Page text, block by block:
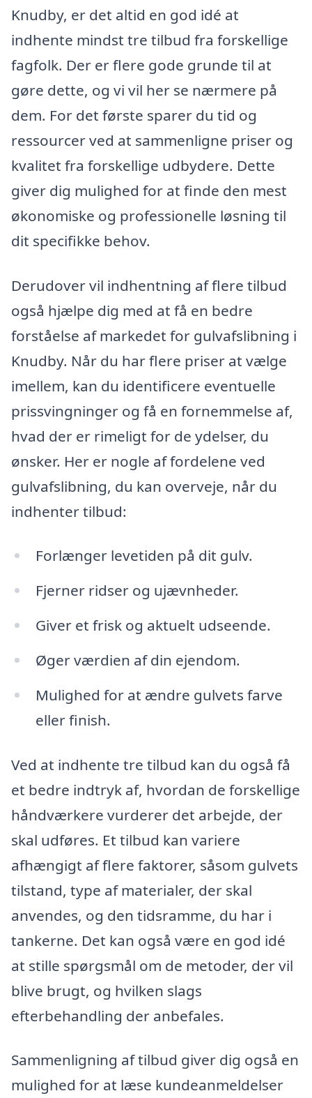
Knudby, er det altid en god idé at
indhente mindst tre tilbud fra forskellige
fagfolk. Der er flere gode grunde til at
gøre dette, og vi vil her se nærmere på
dem. For det første sparer du tid og
ressourcer ved at sammenligne priser og
kvalitet fra forskellige udbydere. Dette
giver dig mulighed for at finde den mest
økonomiske og professionelle løsning til
dit specifikke behov.
Derudover vil indhentning af flere tilbud
også hjælpe dig med at få en bedre
forståelse af markedet for gulvafslibning i
Knudby. Når du har flere priser at vælge
imellem, kan du identificere eventuelle
prissvingninger og få en fornemmelse af,
hvad der er rimeligt for de ydelser, du
ønsker. Her er nogle af fordelene ved
gulvafslibning, du kan overveje, når du
indhenter tilbud:
Forlænger levetiden på dit gulv.
Fjerner ridser og ujævnheder.
Giver et frisk og aktuelt udseende.
Øger værdien af din ejendom.
Mulighed for at ændre gulvets farve
eller finish.
Ved at indhente tre tilbud kan du også få
et bedre indtryk af, hvordan de forskellige
håndværkere vurderer det arbejde, der
skal udføres. Et tilbud kan variere
afhængigt af flere faktorer, såsom gulvets
tilstand, type af materialer, der skal
anvendes, og den tidsramme, du har i
tankerne. Det kan også være en god idé
at stille spørgsmål om de metoder, der vil
blive brugt, og hvilken slags
efterbehandling der anbefales.
Sammenligning af tilbud giver dig også en
mulighed for at læse kundeanmeldelser